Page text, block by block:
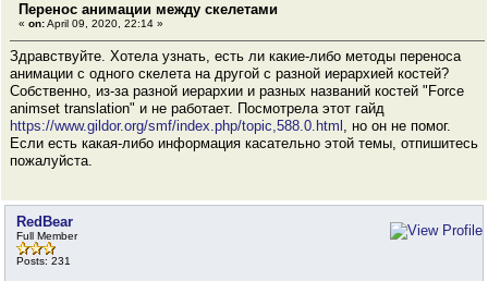
Перенос анимации между скелетами
« on:April 09, 2020, 22:14 »
Здравствуйте. Хотела узнать, есть ли какие-либо методы переноса
анимации с одного скелета на другой с разной иерархией костей?
Собственно, из-за разной иерархии и разных названий костей "Force
animset translation" и не работает. Посмотрела этот гайд
https://www.gildor.org/smf/index.php/topic,588.0.html , но он не помог.
Если есть какая-либо информация касательно этой темы, отпишитесь
пожалуйста.
RedBear
Full Member
Posts: 231